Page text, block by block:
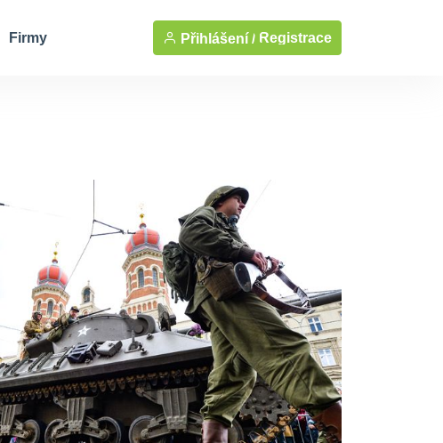
Firmy Přihlášení / Registrace